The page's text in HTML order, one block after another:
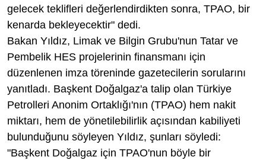
gelecek teklifleri değerlendirdikten sonra, TPAO, bir
kenarda bekleyecektir" dedi.
Bakan Yıldız, Limak ve Bilgin Grubu'nun Tatar ve
Pembelik HES projelerinin finansmanı için
düzenlenen imza töreninde gazetecilerin sorularını
yanıtladı. Başkent Doğalgaz'a talip olan Türkiye
Petrolleri Anonim Ortaklığı'nın (TPAO) hem nakit
miktarı, hem de yönetilebilirlik açısından kabiliyeti
bulunduğunu söyleyen Yıldız, şunları söyledi:
"Başkent Doğalgaz için TPAO'nun böyle bir